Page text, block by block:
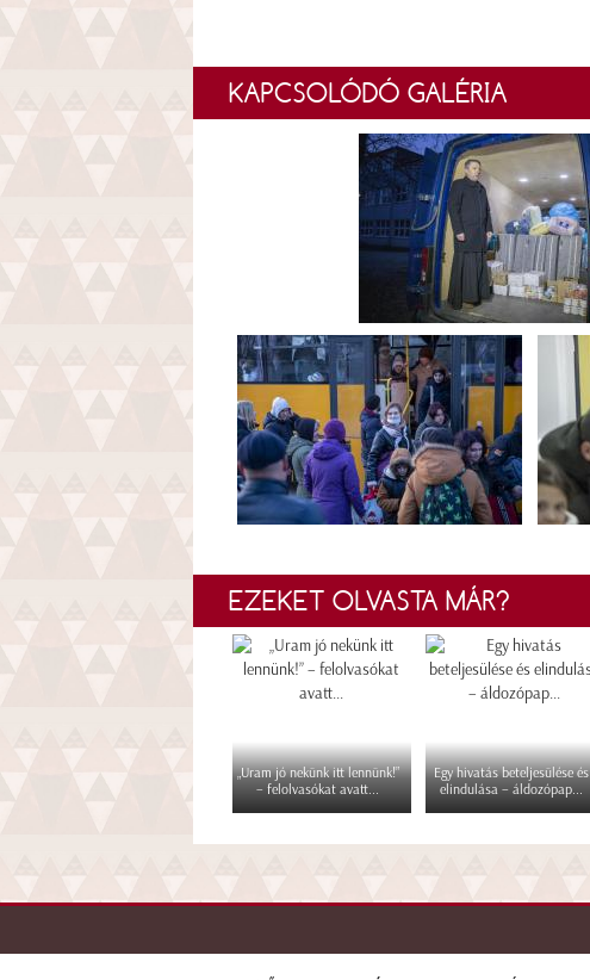
KAPCSOLÓDÓ GALÉRIA
EZEKET OLVASTA MÁR?
„Uram jó nekünk itt lennünk!”
– felolvasókat avatt...
Egy hivatás beteljesülése és
elindulása – áldozópap...